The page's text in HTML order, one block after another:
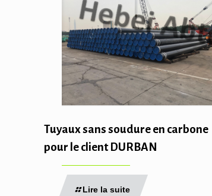
Tuyaux sans soudure en carbone
pour le client DURBAN
Lire la suite